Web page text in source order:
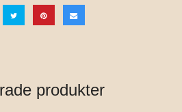
produkter